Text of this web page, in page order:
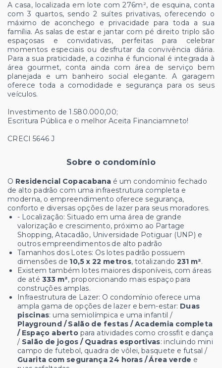
A casa, localizada em lote com 276m², de esquina, conta
com 3 quartos, sendo 2 suítes privativas, oferecendo o
máximo de aconchego e privacidade para toda a sua
família. As salas de estar e jantar com pé direito triplo são
espaçosas e convidativas, perfeitas para celebrar
momentos especiais ou desfrutar da convivência diária.
Para a sua praticidade, a cozinha é funcional é integrada à
área gourmet, conta ainda com área de serviço bem
planejada e um banheiro social elegante. A garagem
oferece toda a comodidade e segurança para os seus
veículos.
Investimento de 1.580.000,00;
Escritura Pública e o melhor Aceita Financiamneto!
CRECI 5646 J
Sobre o condomínio
O Residencial Copacabana é um condomínio fechado
de alto padrão com uma infraestrutura completa e
moderna, o empreendimento oferece segurança,
conforto e diversas opções de lazer para seus moradores.
- Localização:Situado em uma área de grande
valorização e crescimento, próximo ao Partage
Shopping, Atacadão, Universidade Potiguar (UNP) e
outros empreendimentos de alto padrão
Tamanhos dos Lotes: Os lotes padrão possuem
dimensões de 10,5 x 22 metros, totalizando 231 m².
Existem também lotes maiores disponíveis, com áreas
de até 333 m², proporcionando mais espaço para
construções amplas.
Infraestrutura de Lazer: O condomínio oferece uma
ampla gama de opções de lazer e bem-estar: Duas
piscinas: uma semiolímpica e uma infantil /
Playground / Salão de festas / Academia completa
/ Espaço aberto para atividades como crossfit e dança
/ Salão de jogos / Quadras esportivas: incluindo mini
campo de futebol, quadra de vôlei, basquete e futsal /
Guarita com segurança 24 horas / Área verde e